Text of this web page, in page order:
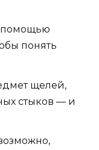
помощью
понять
щелей,
стыков — и